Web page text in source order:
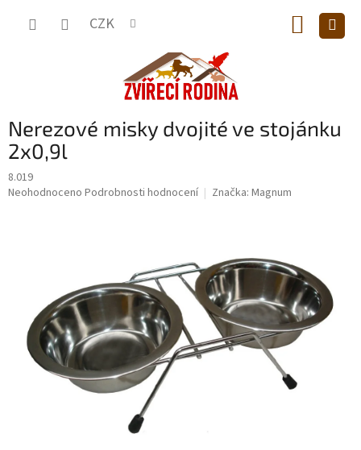
CZK
KOŠÍK
Nerezové misky dvojité ve stojánku
2x0,9l
8.019
Průměrné
hvězdiček.
Neohodnoceno Podrobnosti hodnocení Značka: Magnum